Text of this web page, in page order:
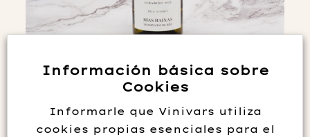
Sal Albariño
13.50€
Información básica sobre
Cookies
Informarle que Vinivars utiliza
cookies propias esenciales para el